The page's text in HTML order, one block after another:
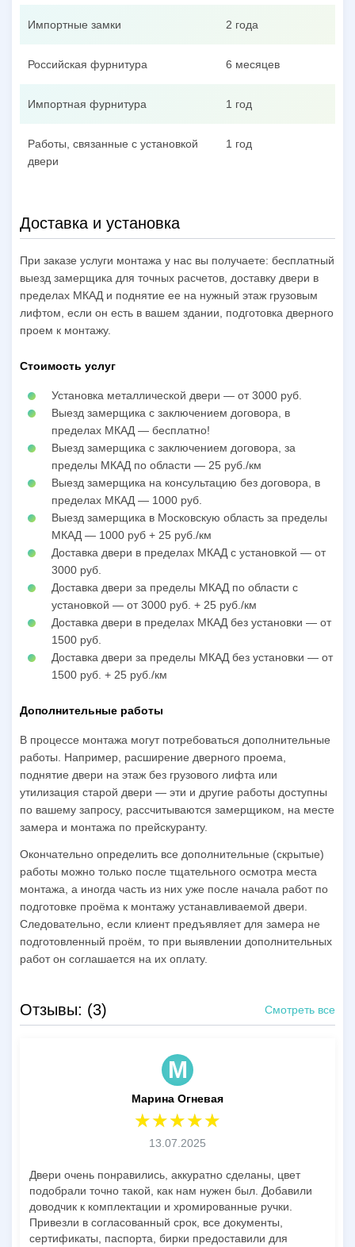
Импортные замки 2 года
Российская фурнитура 6 месяцев
Импортная фурнитура 1 год
Работы, связанные с установкой
двери
1 год
Доставка и установка
При заказе услуги монтажа у нас вы получаете: бесплатный
выезд замерщика для точных расчетов, доставку двери в
пределах МКАД и поднятие ее на нужный этаж грузовым
лифтом, если он есть в вашем здании, подготовка дверного
проем к монтажу.
Стоимость услуг
Установка металлической двери — от 3000 руб.
Выезд замерщика с заключением договора, в
пределах МКАД — бесплатно!
Выезд замерщика с заключением договора, за
пределы МКАД по области — 25 руб./км
Выезд замерщика на консультацию без договора, в
пределах МКАД — 1000 руб.
Выезд замерщика в Московскую область за пределы
МКАД — 1000 руб + 25 руб./км
Доставка двери в пределах МКАД с установкой — от
3000 руб.
Доставка двери за пределы МКАД по области с
установкой — от 3000 руб. + 25 руб./км
Доставка двери в пределах МКАД без установки — от
1500 руб.
Доставка двери за пределы МКАД без установки — от
1500 руб. + 25 руб./км
Дополнительные работы
В процессе монтажа могут потребоваться дополнительные
работы. Например, расширение дверного проема,
поднятие двери на этаж без грузового лифта или
утилизация старой двери — эти и другие работы доступны
по вашему запросу, рассчитываются замерщиком, на месте
замера и монтажа по прейскуранту.
Окончательно определить все дополнительные (скрытые)
работы можно только после тщательного осмотра места
монтажа, а иногда часть из них уже после начала работ по
подготовке проёма к монтажу устанавливаемой двери.
Следовательно, если клиент предъявляет для замера не
подготовленный проём, то при выявлении дополнительных
работ он соглашается на их оплату.
Отзывы: (3) Смотреть все
М
Марина Огневая
13.07.2025
Двери очень понравились, аккуратно сделаны, цвет
подобрали точно такой, как нам нужен был. Добавили
доводчик к комплектации и хромированные ручки.
Привезли в согласованный срок, все документы,
сертификаты, паспорта, бирки предоставили для